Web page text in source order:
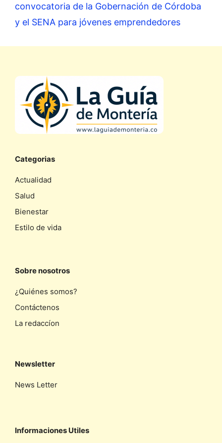
convocatoria de la Gobernación de Córdoba
y el SENA para jóvenes emprendedores
Categorias
Actualidad
Salud
Bienestar
Estilo de vida
Sobre nosotros
¿Quiénes somos?
Contáctenos
La redaccíon
Newsletter
News Letter
Informaciones Utiles